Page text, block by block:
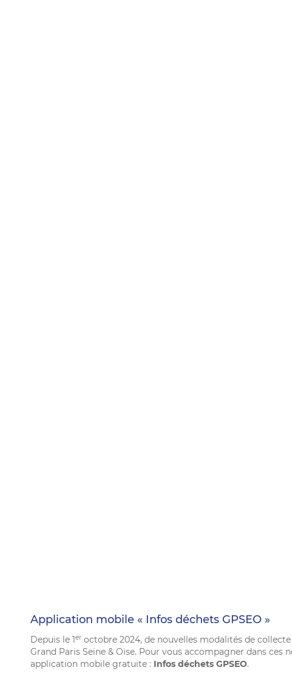
Application mobile « Infos déchets GPSEO »
Depuis le 1eroctobre 2024, de nouvelles modalités de
Grand Paris Seine & Oise. Pour vous accompagner dans
application mobile gratuite : Infos déchets GPSEO.